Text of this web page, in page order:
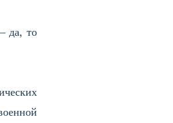
да, то